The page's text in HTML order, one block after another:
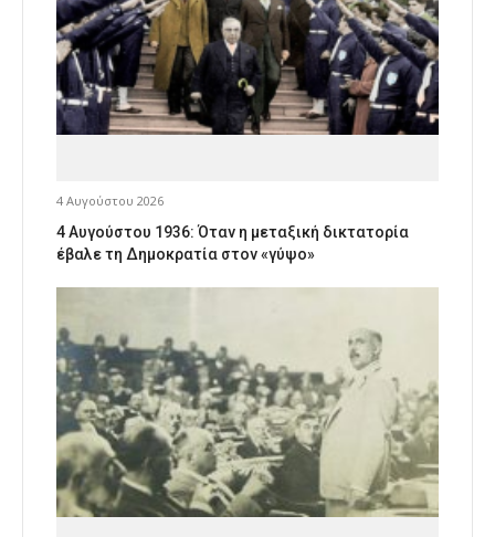
4 Αυγούστου 2026
4 Αυγούστου 1936: Όταν η μεταξική δικτατορία
έβαλε τη Δημοκρατία στον «γύψο»